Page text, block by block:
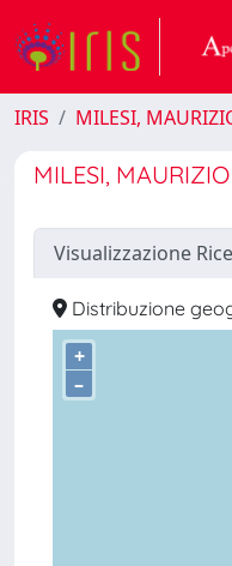
IRIS MILESI,
MILESI, MAURIZIO
Visualizzazione
Distribuzione
+
–